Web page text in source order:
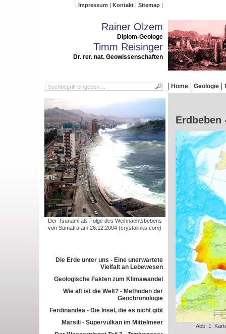
Impressum Kontakt Sitemap
Rainer Olzem
Diplom-Geologe
Timm Reisinger
Dr. rer. nat. Geowissenschaften
Home Geologie
Der Tsunami als Folge des Weihnachtsbebens
von Sumatra am 26.12.2004 (crystalinks.com)
Die Erde unter uns - Eine unerwartete
Vielfalt an Lebewesen
Geologische Fakten zum Klimawandel
Wie alt ist die Welt? - Methoden der
Geochronologie
Ferdinandea - Die Insel, die es nicht gibt
Marsili - Supervulkan im Mittelmeer
Erdbeben
Abb. 1: